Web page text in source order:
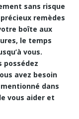
sans risque
remèdes
boîte aux
le temps
vous.
possédez
avez besoin
dans
vous aider et